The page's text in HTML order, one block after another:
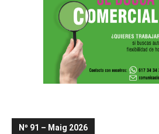
Nº 91 – Maig 2026